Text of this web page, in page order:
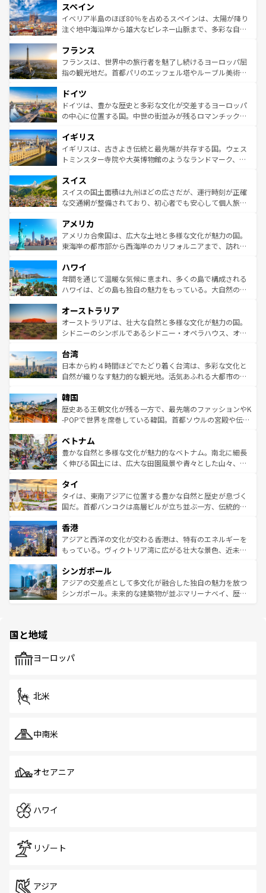
ろん、トスカーナの美しい田園風景やアマルフィ海岸の絶
景など、自然景観も見逃せない。観光の合間には、本場の
ピザやパスタなど、絶品のイタリア料理を堪能することも
ませてくれるイタリアで、忘れられない旅をしてみよう！
なお、新着のイタリア情報はコンテンツ一覧 を参照してほ
しい。
スペイン
イベリア半島のほぼ80％を占めるスペインは、太陽が降り
注ぐ地中海沿岸から雄大なピレネー山脈まで、多彩な自然
文化が根付くこの国では、情熱的なフラメンコ、熱気あふ
れる闘牛、そして美味しいタパスが生活の一部となってい
る。首都マドリードの洗練された雰囲気や、バルセロナの
の城塞都市、穏やかなビーチリゾートまで多彩な表情を見
せる。地方によって風土や気候が異なるスペインはその個
性で訪れる人を魅了する。 なお、新着のスペイン情報はコ
フランス
フランスは、世界中の旅行者を魅了し続けるヨーロッパ屈
指の観光地だ。首都パリのエッフェル塔やルーブル美術館
で、幅広い魅力が詰まっている。華麗な宮殿、歴史的な大
聖堂、美しいビーチ、そして豊かな自然が、訪れる者を心
から魅了する。また、フランスは美食の国としても知ら
いる。シャンパンの発祥地であるランス、プロヴァンスの
香り高いラベンダー畑など、多彩な楽しみ方が可能だ。さ
らに、パリ以外の地域にも魅力が溢れており、どの街角に
れる地方に足を運ぶとそれぞれで全く異なる文化を体験で
きるだろう。 なお、新着のフランス情報はコンテンツ一覧
を参照してほしい。
ドイツ
ドイツは、豊かな歴史と多彩な文化が交差するヨーロッパ
の中心に位置する国。中世の街並みが残るロマンチック街
顔を持つこの国は、どこを歩いても飽きることがない。ベ
ルリンの文化的活気、バイエルン州のアルプスの絶景、そ
してライン川沿いのワイン畑といった風景は必見。ビール
は、お酒好きな人にはぜひ体験してほしい。 なお、新着の
ドイツ情報はコンテンツ一覧を参照してほしい。
イギリス
イギリスは、古きよき伝統と最先端が共存する国。ウェス
トミンスター寺院や大英博物館のようなランドマーク、歴
リアごとに異なる魅力がある。また、優雅なアフタヌーン
ティー、ビール好きにはたまらない英国パブ、サッカー観
戦など、本場だからこそできる体験も豊富。イギリスを旅
ンツ一覧を参照してほしい。
スイス
スイスの国土面積は九州ほどの広さだが、運行時刻が正確
な交通網が整備されており、初心者でも安心して個人旅行
の建物がそのまま残る町や、スイスならではのユニークな
博物館もあり、アルプス観光だけでなく町歩きも満喫する
ことができる。国民の所得が高いため物価も高いが、旅行
ば市内交通費無料で観光を楽しむこともできる。 なお、新
着のスイス情報はコンテンツ一覧 を参照してほしい。
アメリカ
アメリカ合衆国は、広大な土地と多様な文化が魅力の国。
東海岸の都市部から西海岸のカリフォルニアまで、訪れる
のような巨大都市は、観光、ショッピング、エンターテイ
ンメントが詰まった刺激的なスポットだ。一方、アメリカ
西部には大自然が広がり、グランドキャニオンやイエロー
部のニューオーリンズでは、音楽と美食が融合した独特の
文化が魅力。旅行者はアメリカの各地域で異なる魅力を楽
しみながら、その多様性と豊かな歴史を感じることができ
ならではの贅沢な旅のスタイルだ。 なお、新着のアメリカ
情報はコンテンツ一覧を参照してほしい。
ハワイ
年間を通じて温暖な気候に恵まれ、多くの島で構成される
ハワイは、どの島も独自の魅力をもっている。大自然の神
ワイ島は見逃せない。また、定番の観光地といえばオアフ
島だが、静かな自然を求めるならマウイ島やカウアイ島が
おすすめ。エメラルドグリーンに輝く海をはじめ、豊かな
れるおもてなしの心で訪れる人々を迎えてくれるハワイの
人々、おいしいローカルフードやハワイアンミュージッ
ク、伝統的なフラダンスなど、すべてがハワイの魅力を彩
ワイを、存分に味わってほしい。 なお、新着のハワイ情報
はコンテンツ一覧を参照してほしい。
オーストラリア
オーストラリアは、壮大な自然と多様な文化が魅力の国。
シドニーのシンボルであるシドニー・オペラハウス、オー
リアリーフや大陸中央部にそびえるウルル（エアーズロッ
ク）、タスマニアの美しい原生林やケアンズの熱帯雨林な
ど、見どころがたくさん。また、カフェやワイン、オージ
いる。アクティビティも充実しており、サーフィンやダイ
ビング、ハイキングなど、アウトドア好きにはたまらな
い。オーストラリアの多彩な魅力を存分に味わいつくそ
参照してほしい。
台湾
日本から約４時間ほどでたどり着く台湾は、多彩な文化と
自然が織りなす魅力的な観光地。活気あふれる大都市の台
ン）、静ひつな山岳地帯である台湾東部など、都市の喧騒
と山間の静けさが共存しており、訪れる人に新しい発見と
驚きをもたらしてくれる。また、奥深い台湾の食文化も魅
容にもいいと評判のスイーツなど、バラエティ豊かな料理
が味わえる。 なお、新着の台湾情報は コンテンツ一覧を参
照してほしい。
韓国
歴史ある王朝文化が残る一方で、最先端のファッションやK
-POPで世界を席巻している韓国。首都ソウルの宮殿や伝統
き、地方に足を延ばせば四季折々の自然美を楽しむことが
できる。そして、キムチや焼肉、絶品のストリートフード
まで、さまざまな韓国料理が待っている。夜には、韓国な
リティに包まれながら、韓国の多彩な魅力を心ゆくまで味
わってみてほしい。 なお、新着の韓国情報はコンテンツ一
覧を参照してほしい。
ベトナム
豊かな自然と多様な文化が魅力的なベトナム。南北に細長
く伸びる国土には、広大な田園風景や青々とした山々、世
急速な発展と共に伝統が息づく。ハノイの古い町並みやホ
ーチミン市のフランス統治時代の建物も、独特の雰囲気を
醸し出している。また、バラエティの豊かさとおいしさで
とつ。フォーやバインミー、ベトナムコーヒーなどは、ぜ
ひ現地で味わいたい。どの地域を訪れてもあたたかい人々
が旅行者を迎えてくれるので、きっと忘れられない旅にな
参照してほしい。
タイ
タイは、東南アジアに位置する豊かな自然と歴史が息づく
国だ。首都バンコクは高層ビルが立ち並ぶ一方、伝統的な
の活気が交差している。北部ではチェンマイなどの山岳地
帯で自然と触れ合い、南部ではプーケットやクラビの美し
いビーチでリゾート気分を楽しむことができる。タイ料理
激する。気候は一年中温暖で、どの季節にも異なる楽しみ
が待っている。親しみやすいタイの人々、仏教を中心とし
た文化、そして多様な観光資源が、訪れる旅人を魅了し続
香港
アジアと西洋の文化が交わる香港は、特有のエネルギーを
もっている。ヴィクトリア湾に広がる壮大な景色、近未来
み、どこを訪れても感動するはず。観光スポットが密集し
ており、効率よく見どころを回れるのも魅力。息をのむよ
うな絶景から文化的な体験まで、香港を存分に楽しみ尽く
シンガポール
アジアの交差点として多文化が融合した独自の魅力を放つ
シンガポール。未来的な建築物が並ぶマリーナベイ、歴史
で、ホーカーズは地元の風情を楽しめる外せないスポット
国と地域
ヨーロッパ
北米
中南米
オセアニア
ハワイ
リゾート
アジア